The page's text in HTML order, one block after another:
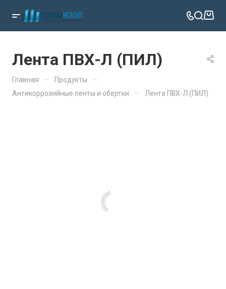
Лента ПВХ-Л (ПИЛ)
Главная — Продукты —
Антикоррозийные ленты и обертки — Лента ПВХ-Л (ПИЛ)